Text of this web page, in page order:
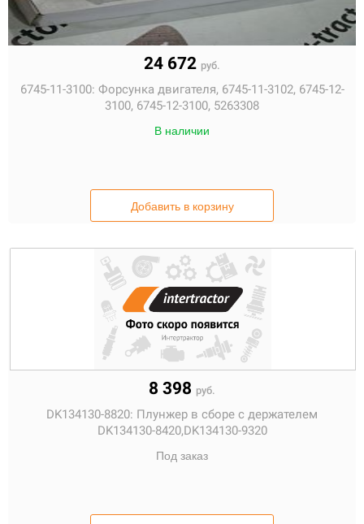
24 672 руб.
6745-11-3100: Форсунка двигателя, 6745-11-3102, 6745-12-
3100, 6745-12-3100, 5263308
В наличии
Добавить в корзину
8 398 руб.
DK134130-8820: Плунжер в сборе с держателем
DK134130-8420,DK134130-9320
Под заказ